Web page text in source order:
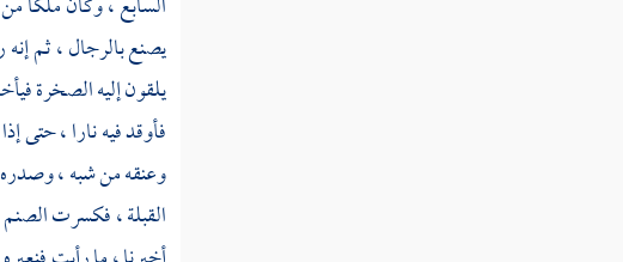
يصنع بالرجال ، ثم
يلقون إليه الصخرة
فأوقد فيه نارا ، حتى
وعنقه من شبه ،
القبلة ، فكسرت الصنم